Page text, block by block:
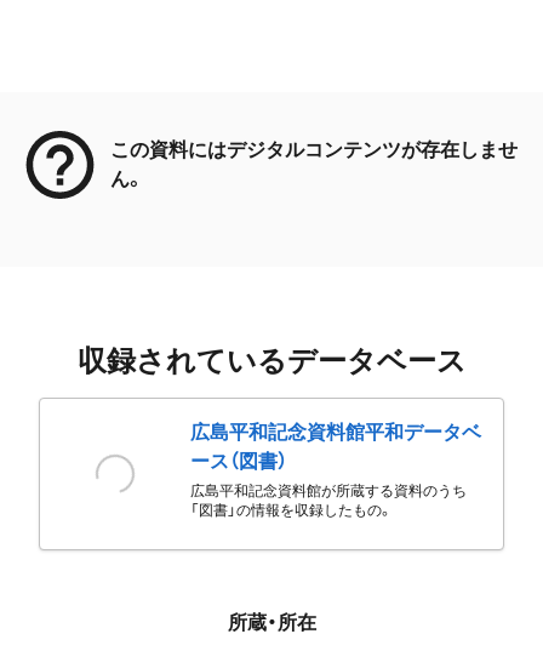
この資料にはデジタルコンテンツが存在しませ
ん。
収録されているデータベース
広島平和記念資料館平和データベ
ース（図書）
広島平和記念資料館が所蔵する資料のうち
「図書」の情報を収録したもの。
所蔵・所在